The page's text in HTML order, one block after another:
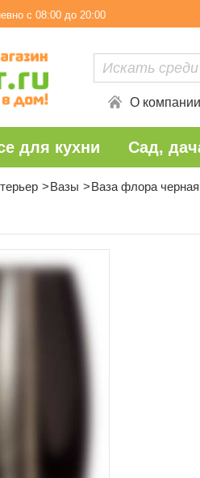
с 08:00 до 20:00
О компании
для кухни Сад,
Вазы Ваза флора